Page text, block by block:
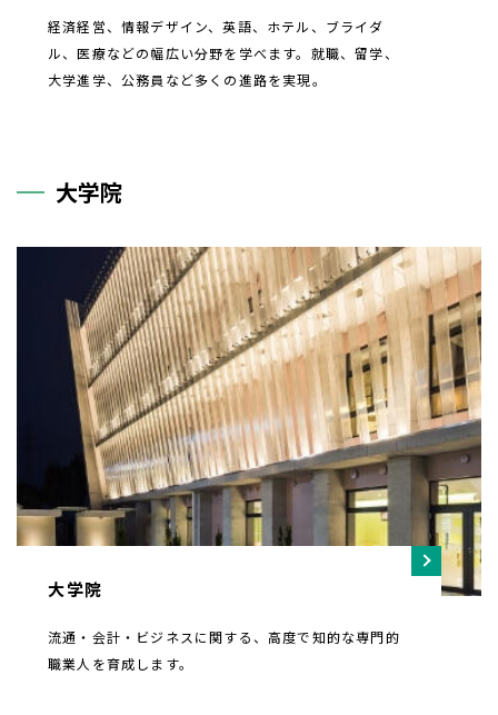
経済経営、情報デザイン、英語、ホテル、ブライダ
ル、医療などの幅広い分野を学べます。就職、留学、
大学進学、公務員など多くの進路を実現。
大学院
大学院
流通・会計・ビジネスに関する、高度で知的な専門的
職業人を育成します。